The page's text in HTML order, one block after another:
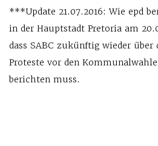
***Update 21.07.2016: Wie epd
in der Hauptstadt Pretoria am
dass SABC zukünftig wieder über
Proteste vor den
berichten muss.